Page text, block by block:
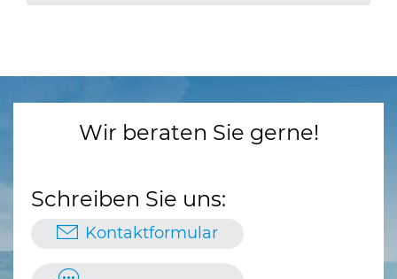
Wir beraten Sie gerne!
Schreiben Sie uns:
Kontaktformular